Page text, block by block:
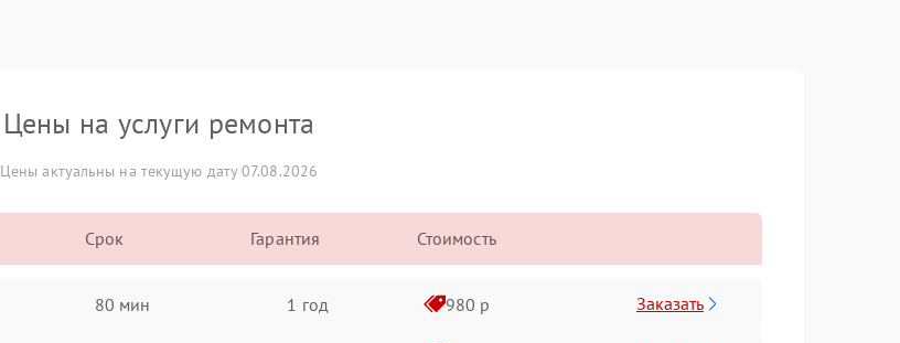
Цены на услуги ремонта
Цены актуальны на текущую дату 07.08.2026
Срок Гарантия Стоимость
80 мин 1 год 980 р Заказать